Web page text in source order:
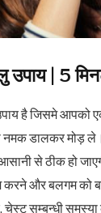
| 5
है जिसमे आपको
नमक डालकर
आसानी से ठीक हो
करने और बलगम को
चेस्ट सम्बन्धी